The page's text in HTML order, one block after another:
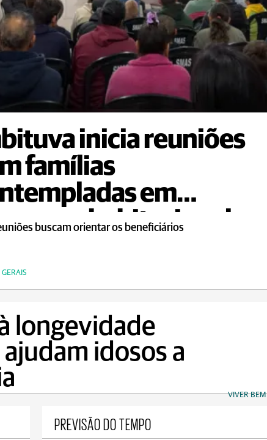
inicia reuniões
famílias
em
habitacional
buscam orientar os beneficiários
longevidade
idosos a
VIVER BEM
PREVISÃO DO TEMPO